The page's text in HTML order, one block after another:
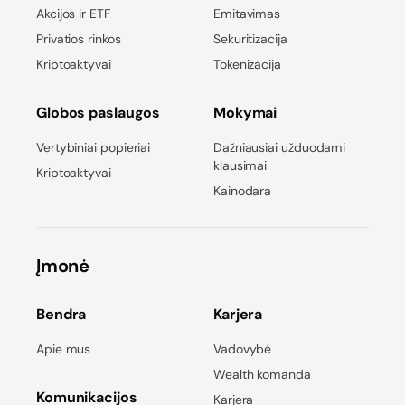
Akcijos ir ETF
Privatios rinkos
Kriptoaktyvai
Globos paslaugos
Vertybiniai popieriai
Kriptoaktyvai
Emitavimas
Sekuritizacija
Tokenizacija
Mokymai
Dažniausiai užduodami
klausimai
Kainodara
Įmonė
Bendra
Apie mus
Komunikacijos
Karjera
Vadovybė
Wealth komanda
Karjera